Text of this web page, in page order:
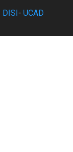
DISI- UCAD